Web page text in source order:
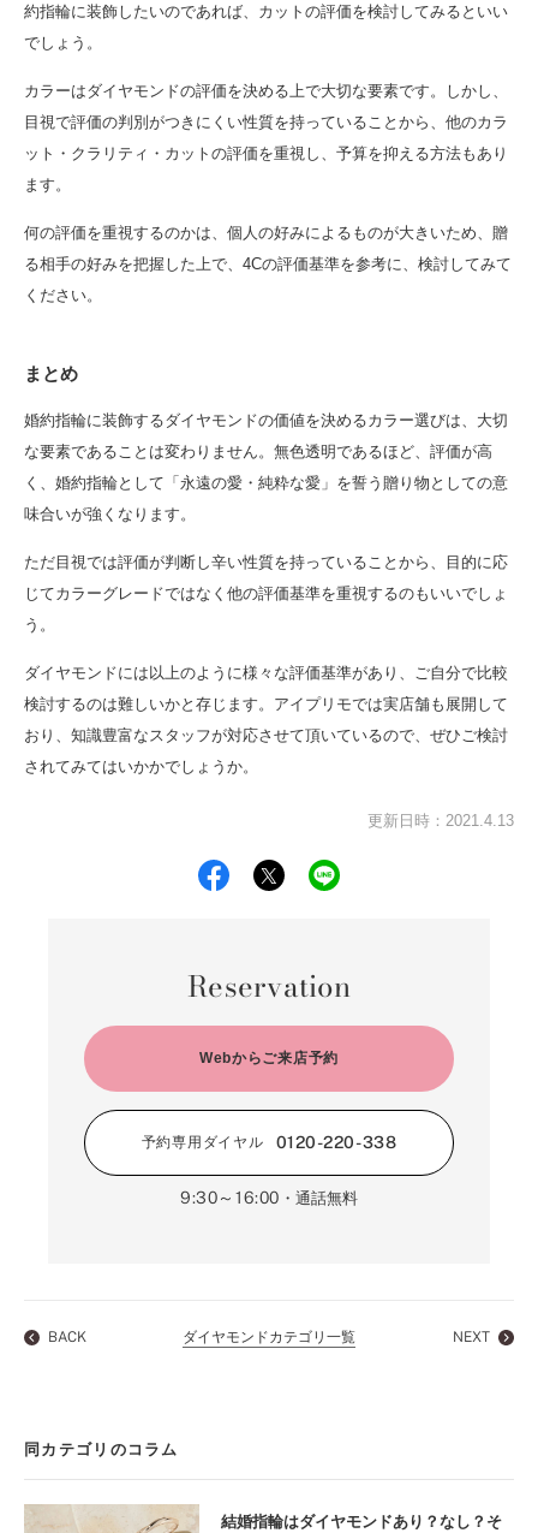
約指輪に装飾したいのであれば、カットの評価を検討してみるといい
でしょう。
カラーはダイヤモンドの評価を決める上で大切な要素です。しかし、
目視で評価の判別がつきにくい性質を持っていることから、他のカラ
ット・クラリティ・カットの評価を重視し、予算を抑える方法もあり
ます。
何の評価を重視するのかは、個人の好みによるものが大きいため、贈
る相手の好みを把握した上で、4Cの評価基準を参考に、検討してみて
ください。
まとめ
婚約指輪に装飾するダイヤモンドの価値を決めるカラー選びは、大切
な要素であることは変わりません。無色透明であるほど、評価が高
く、婚約指輪として「永遠の愛・純粋な愛」を誓う贈り物としての意
味合いが強くなります。
ただ目視では評価が判断し辛い性質を持っていることから、目的に応
じてカラーグレードではなく他の評価基準を重視するのもいいでしょ
う。
ダイヤモンドには以上のように様々な評価基準があり、ご自分で比較
検討するのは難しいかと存じます。アイプリモでは実店舗も展開して
おり、知識豊富なスタッフが対応させて頂いているので、ぜひご検討
されてみてはいかかでしょうか。
更新日時：2021.4.13
Reservation
Webからご来店予約
予約専用ダイヤル 0120-220-338
9:30～16:00 ・通話無料
BACK ダイヤモンドカテゴリ一覧 NEXT
同カテゴリのコラム
結婚指輪はダイヤモンドあり？なし？そ